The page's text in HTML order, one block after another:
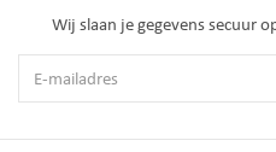
Wij slaan je gegevens secuur